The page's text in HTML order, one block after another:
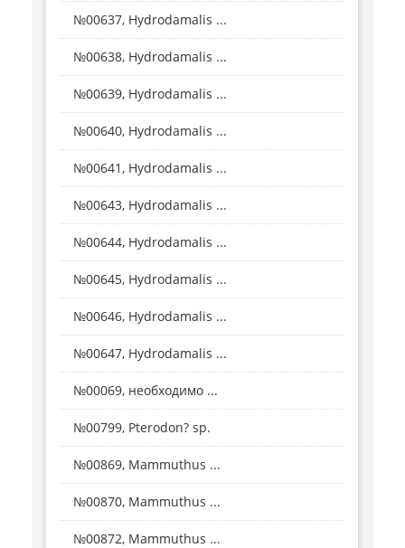
№00637, Hydrodamalis ...
№00638, Hydrodamalis ...
№00639, Hydrodamalis ...
№00640, Hydrodamalis ...
№00641, Hydrodamalis ...
№00643, Hydrodamalis ...
№00644, Hydrodamalis ...
№00645, Hydrodamalis ...
№00646, Hydrodamalis ...
№00647, Hydrodamalis ...
№00069, необходимо ...
№00799, Pterodon? sp.
№00869, Mammuthus ...
№00870, Mammuthus ...
№00872, Mammuthus ...